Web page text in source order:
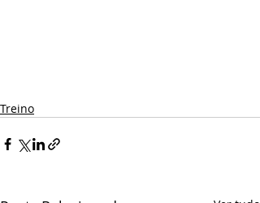
Treino